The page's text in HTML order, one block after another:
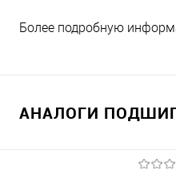
Более подробную
АНАЛОГИ